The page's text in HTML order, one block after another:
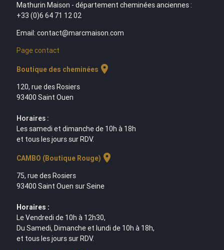
Mathurin Maison - département cheminées anciennes :
+33 (0)6 64 71 12 02
Email: contact@marcmaison.com
Page contact
Boutique des cheminées location_on
120, rue des Rosiers
93400 Saint Ouen
Horaires :
Les samedi et dimanche de 10h à 18h
et tous les jours sur RDV.
CAMBO (Boutique Rouge) location_on
75, rue des Rosiers
93400 Saint Ouen sur Seine
Horaires :
Le Vendredi de 10h à 12h30,
Du Samedi, Dimanche et lundi de 10h à 18h,
et tous les jours sur RDV.